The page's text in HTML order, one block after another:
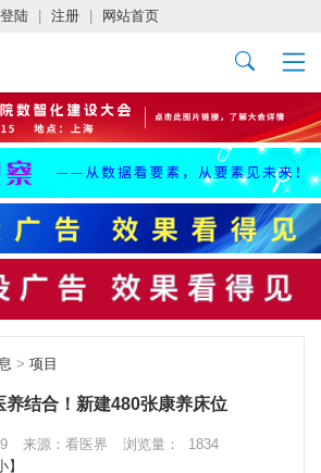
登陆 注册 网站首页
> 项目
养结合！新建480张康养床位
来源：看医界 浏览量：
1834
】